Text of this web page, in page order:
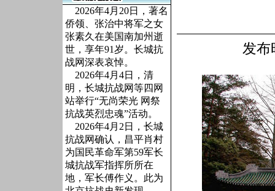
2026年4月20日，著名
侨领、张治中将军之女
张素久在美国南加州逝
世，享年91岁。长城抗
战网深表哀悼。
2026年4月4日，清
明，长城抗战网等四网
站举行“无尚荣光 网祭
抗战英烈忠魂”活动。
2026年4月2日，长城
抗战网确认，昌平肖村
为国民革命军第59军长
城抗战军指挥所所在
地，军长傅作义。此为
发布